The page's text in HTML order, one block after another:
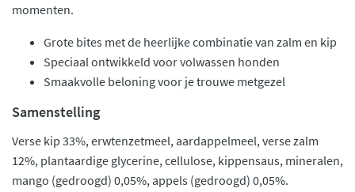
momenten.
Grote bites met de heerlijke combinatie van zalm en kip
Speciaal ontwikkeld voor volwassen honden
Smaakvolle beloning voor je trouwe metgezel
Samenstelling
Verse kip 33%, erwtenzetmeel, aardappelmeel, verse zalm
12%, plantaardige glycerine, cellulose, kippensaus, mineralen,
mango (gedroogd) 0,05%, appels (gedroogd) 0,05%.